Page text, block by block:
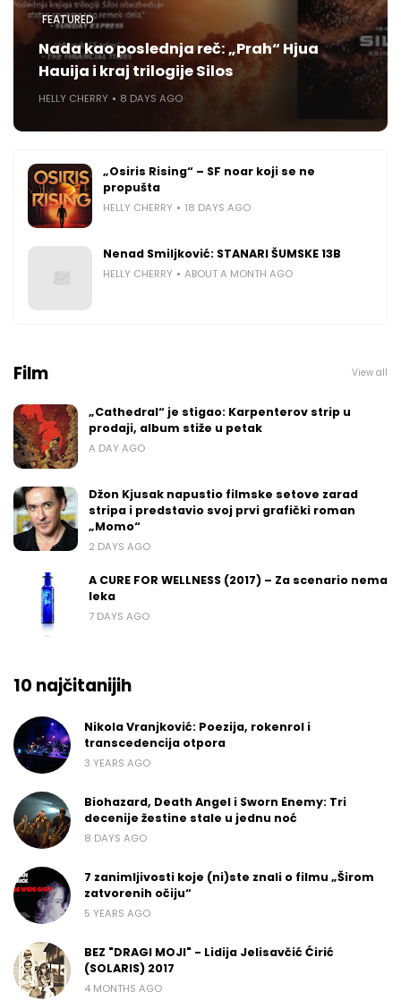
FEATURED
Nada kao poslednja reč: „Prah“ Hjua
Hauija i kraj trilogije Silos
HELLY CHERRY 8 DAYS AGO
„Osiris Rising“ – SF noar koji se ne
propušta
HELLY CHERRY 18 DAYS AGO
Nenad Smiljković: STANARI ŠUMSKE 13B
HELLY CHERRY ABOUT A MONTH AGO
Film View all
„Cathedral“ je stigao: Karpenterov strip u
prodaji, album stiže u petak
A DAY AGO
Džon Kjusak napustio filmske setove zarad
stripa i predstavio svoj prvi grafički roman
„Momo“
2 DAYS AGO
A CURE FOR WELLNESS (2017) – Za scenario nema
leka
7 DAYS AGO
10 najčitanijih
Nikola Vranjković: Poezija, rokenrol i
transcedencija otpora
3 YEARS AGO
Biohazard, Death Angel i Sworn Enemy: Tri
decenije žestine stale u jednu noć
8 DAYS AGO
7 zanimljivosti koje (ni)ste znali o filmu „Širom
zatvorenih očiju“
5 YEARS AGO
BEZ "DRAGI MOJI" - Lidija Jelisavčić Ćirić
(SOLARIS) 2017
4 MONTHS AGO